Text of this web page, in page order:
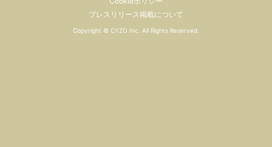
プレスリリース掲載について
Copyright © CYZO Inc. All Rights Reserved.